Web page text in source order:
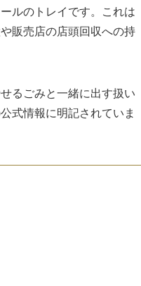
ルのトレイです。これは
販売店の店頭回収への持
るごみと一緒に出す扱い
式情報に明記されていま